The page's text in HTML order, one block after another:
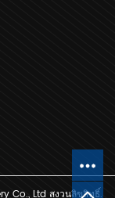
Co., Ltd สงวนลิขสิทธิ์.